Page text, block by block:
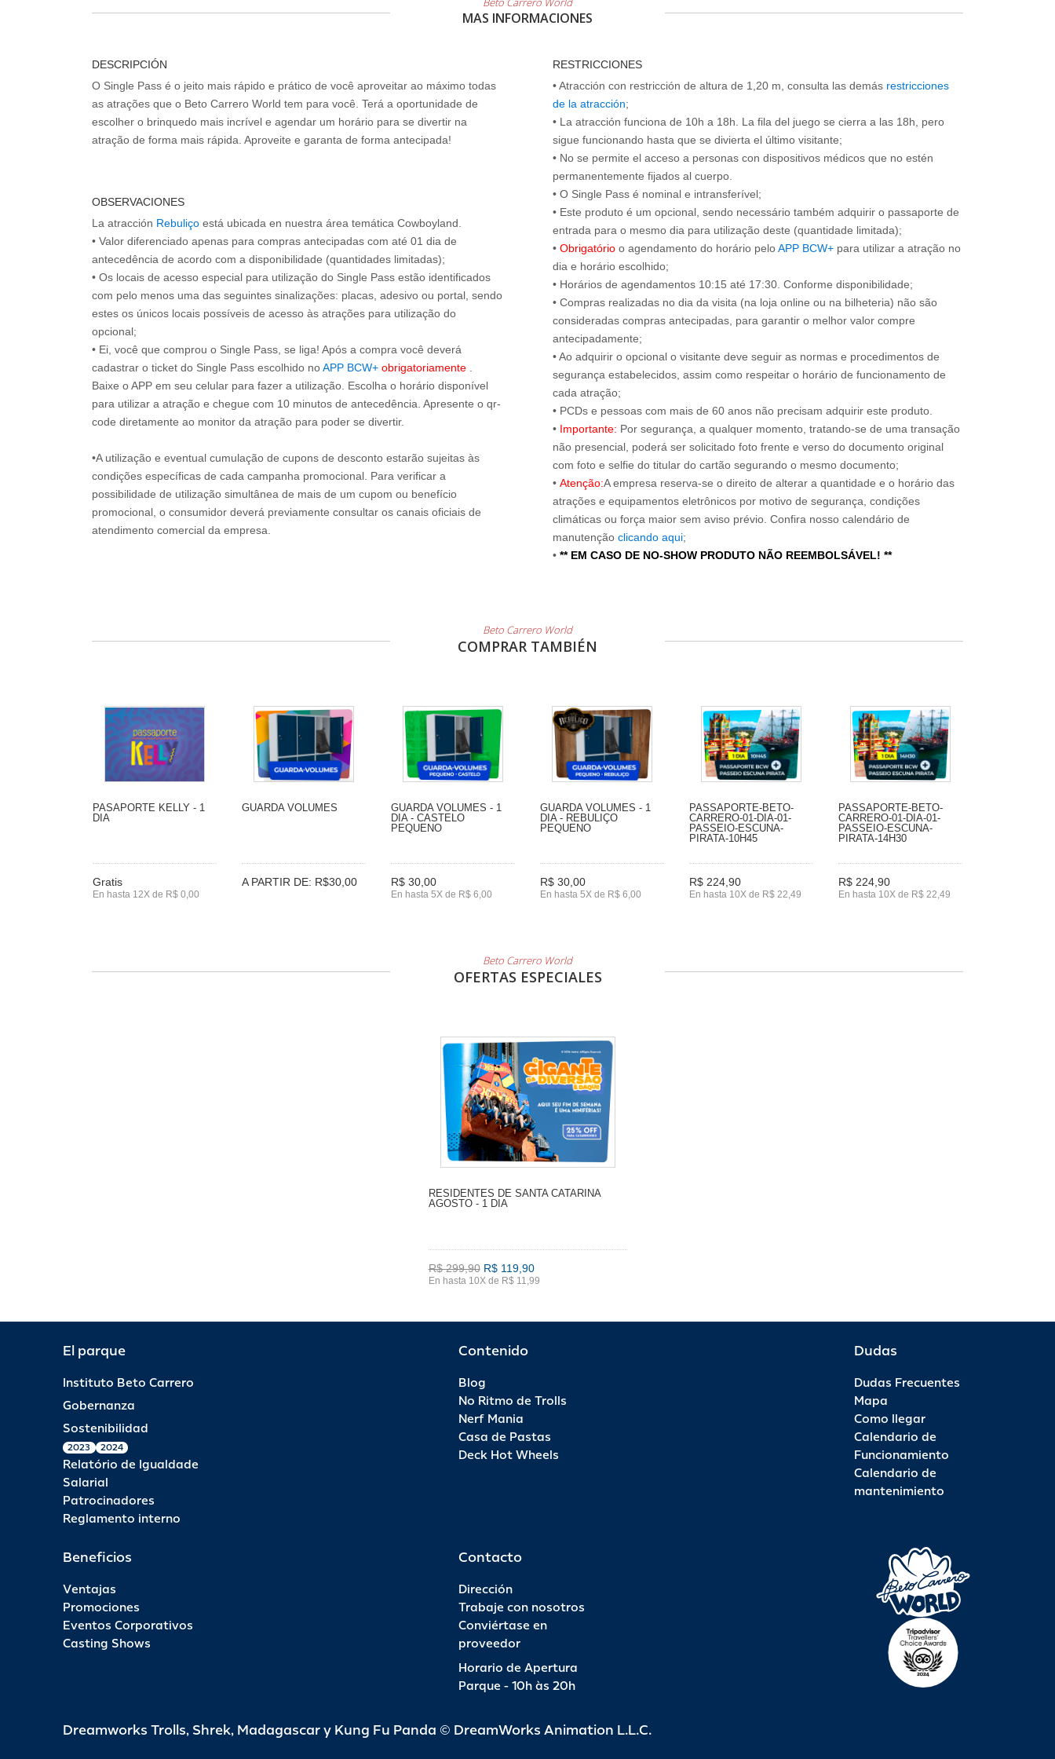
MAS INFORMACIONES
DESCRIPCIÓN
O Single Pass é o jeito mais rápido e prático de você aproveitar ao máximo todas
as atrações que o Beto Carrero World tem para você. Terá a oportunidade de
escolher o brinquedo mais incrível e agendar um horário para se divertir na
atração de forma mais rápida. Aproveite e garanta de forma antecipada!
OBSERVACIONES
La atracción Rebuliço está ubicada en nuestra área temática Cowboyland.
• Valor diferenciado apenas para compras antecipadas com até 01 dia de
antecedência de acordo com a disponibilidade (quantidades limitadas);
• Os locais de acesso especial para utilização do Single Pass estão identificados
com pelo menos uma das seguintes sinalizações: placas, adesivo ou portal, sendo
estes os únicos locais possíveis de acesso às atrações para utilização do
opcional;
• Ei, você que comprou o Single Pass, se liga! Após a compra você deverá
cadastrar o ticket do Single Pass escolhido noAPP BCW+ obrigatoriamente
Baixe o APP em seu celular para fazer a utilização. Escolha o horário disponível
para utilizar a atração e chegue com 10 minutos de antecedência. Apresente o qr-
code diretamente ao monitor da atração para poder se divertir.
•A utilização e eventual cumulação de cupons de desconto estarão sujeitas às
condições específicas de cada campanha promocional. Para verificar a
possibilidade de utilização simultânea de mais de um cupom ou benefício
promocional, o consumidor deverá previamente consultar os canais oficiais de
atendimento comercial da empresa.
RESTRICCIONES
• Atracción con restricción de altura de 1,20 m, consulta las demás restricciones
de la atracción;
• La atracción funciona de 10h a 18h. La fila del juego se cierra a las 18h, pero
sigue funcionando hasta que se divierta el último visitante;
• No se permite el acceso a personas con dispositivos médicos que no estén
permanentemente fijados al cuerpo.
• O Single Pass é nominal e intransferível;
• Este produto é um opcional, sendo necessário também adquirir o passaporte de
entrada para o mesmo dia para utilização deste (quantidade limitada);
• Obrigatório o agendamento do horário peloAPP BCW+ para utilizar a atração no
dia e horário escolhido;
• Horários de agendamentos 10:15 até 17:30. Conforme disponibilidade;
• Compras realizadas no dia da visita (na loja online ou na bilheteria) não são
consideradas compras antecipadas, para garantir o melhor valor compre
antecipadamente;
• Ao adquirir o opcional o visitante deve seguir as normas e procedimentos de
segurança estabelecidos, assim como respeitar o horário de funcionamento de
cada atração;
• PCDs e pessoas com mais de 60 anos não precisam adquirir este produto.
• Importante: Por segurança, a qualquer momento, tratando-se de uma transação
não presencial, poderá ser solicitado foto frente e verso do documento original
com foto e selfie do titular do cartão segurando o mesmo documento;
• Atenção:A empresa reserva-se o direito de alterar a quantidade e o horário das
atrações e equipamentos eletrônicos por motivo de segurança, condições
climáticas ou força maior sem aviso prévio. Confira nosso calendário de
manutenção clicando aqui;
• ** EM CASO DE NO-SHOW PRODUTO NÃO REEMBOLSÁVEL! **
Beto Carrero World
COMPRAR TAMBIÉN
PASAPORTE KELLY - 1
DIA
Gratis
En hasta 12X de R$ 0,00
GUARDA VOLUMES
A PARTIR DE: R$30,00
GUARDA VOLUMES - 1
DIA - CASTELO
PEQUENO
R$ 30,00
En hasta 5X de R$ 6,00
GUARDA VOLUMES - 1
DIA - REBULIÇO
PEQUENO
R$ 30,00
En hasta 5X de R$ 6,00
PASSAPORTE-BETO-
CARRERO-01-DIA-01-
PASSEIO-ESCUNA-
PIRATA-10H45
R$ 224,90
En hasta 10X de R$ 22,49
PASSAPORTE-BETO-
CARRERO-01-DIA-01-
PASSEIO-ESCUNA-
PIRATA-14H30
R$ 224,90
En hasta 10X de R$ 22,49
Beto Carrero World
OFERTAS ESPECIALES
RESIDENTES DE SANTA CATARINA
AGOSTO - 1 DIA
R$ 299,90 R$ 119,90
En hasta 10X de R$ 11,99
El parque
Instituto Beto Carrero
Gobernanza
Sostenibilidad
2023 2024
Relatório de Igualdade
Salarial
Patrocinadores
Reglamento interno
Contenido
Blog
No Ritmo de Trolls
Nerf Mania
Casa de Pastas
Deck Hot Wheels
Dudas
Dudas Frecuentes
Mapa
Como llegar
Calendario de
Funcionamiento
Calendario de
mantenimiento
Beneficios
Ventajas
Promociones
Eventos Corporativos
Casting Shows
Contacto
Dirección
Trabaje con nosotros
Conviértase en
proveedor
Horario de Apertura
Parque - 10h às 20h
Dreamworks Trolls, Shrek, Madagascar y Kung Fu Panda © DreamWorks Animation L.L.C.